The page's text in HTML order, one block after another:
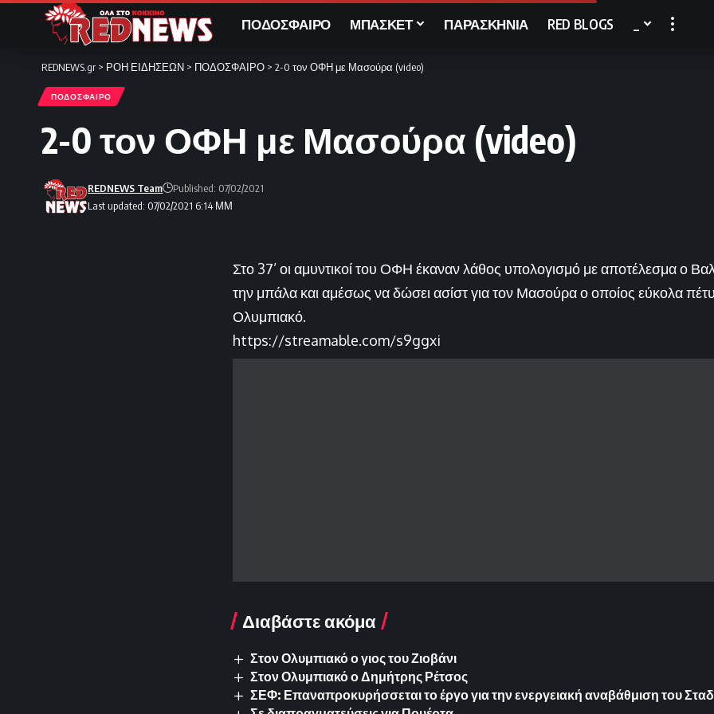
ΠΟΔΟΣΦΑΙΡΟ ΜΠΑΣΚΕΤ ΠΑΡΑΣΚΗΝΙΑ RED BLOGS
REDNEWS.gr > ΡΟΗ ΕΙΔΗΣΕΩΝ > ΠΟΔΟΣΦΑΙΡΟ > 2-0 τον ΟΦΗ με Μασούρα (video)
ΠΟΔΟΣΦΑΙΡΟ
2-0 τον ΟΦΗ με Μασούρα (video)
Last updated: 07/02/2021 6:14 ΜΜ
REDNEWS Team Published: 07/02/2021
Στο 37’ οι αμυντικοί του ΟΦΗ έκαναν λάθος υπολογισμό με αποτέλεσμα ο
την μπάλα και αμέσως να δώσει ασίστ για τον Μασούρα ο οποίος εύκολα
Ολυμπιακό.
https://streamable.com/s9ggxi
Διαβάστε ακόμα
Στον Ολυμπιακό ο γιος του Ζιοβάνι
Στον Ολυμπιακό ο Δημήτρης Ρέτσος
ΣΕΦ: Επαναπροκυρήσσεται το έργο για την ενεργειακή αναβάθμιση του